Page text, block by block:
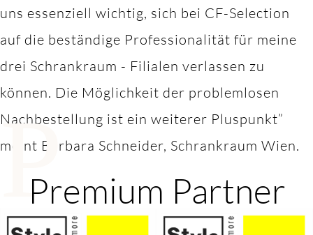
uns essenziell wichtig, sich bei CF-Selection
auf die beständige Professionalität für meine
drei Schrankraum - Filialen verlassen zu
können. Die Möglichkeit der problemlosen
Nachbestellung ist ein weiterer Pluspunkt”
meint Barbara Schneider, Schrankraum Wien.
PPremium Partner